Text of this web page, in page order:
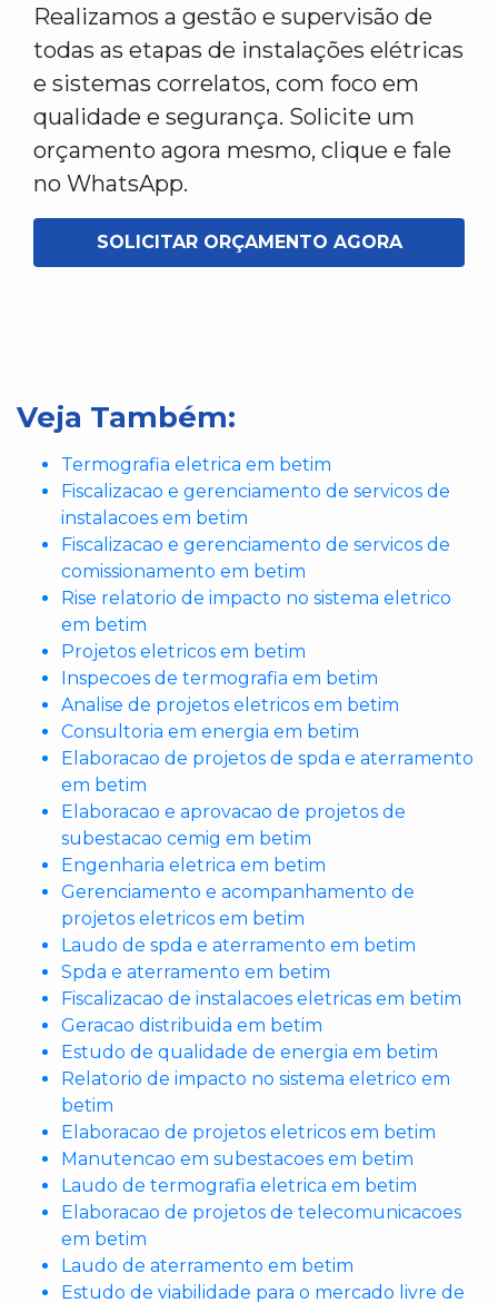
Realizamos a gestão e supervisão de
todas as etapas de instalações elétricas
e sistemas correlatos, com foco em
qualidade e segurança. Solicite um
orçamento agora mesmo, clique e fale
no WhatsApp.
SOLICITAR ORÇAMENTO AGORA
Veja Também:
Termografia eletrica em betim
Fiscalizacao e gerenciamento de servicos de
instalacoes em betim
Fiscalizacao e gerenciamento de servicos de
comissionamento em betim
Rise relatorio de impacto no sistema eletrico
em betim
Projetos eletricos em betim
Inspecoes de termografia em betim
Analise de projetos eletricos em betim
Consultoria em energia em betim
Elaboracao de projetos de spda e aterramento
em betim
Elaboracao e aprovacao de projetos de
subestacao cemig em betim
Engenharia eletrica em betim
Gerenciamento e acompanhamento de
projetos eletricos em betim
Laudo de spda e aterramento em betim
Spda e aterramento em betim
Fiscalizacao de instalacoes eletricas em betim
Geracao distribuida em betim
Estudo de qualidade de energia em betim
Relatorio de impacto no sistema eletrico em
betim
Elaboracao de projetos eletricos em betim
Manutencao em subestacoes em betim
Laudo de termografia eletrica em betim
Elaboracao de projetos de telecomunicacoes
em betim
Laudo de aterramento em betim
Estudo de viabilidade para o mercado livre de